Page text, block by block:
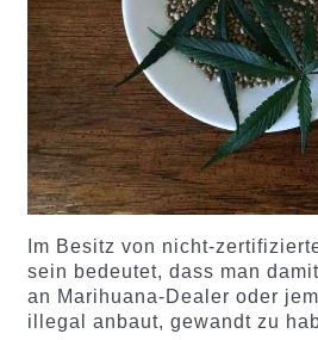
Im Besitz von nicht-
sein bedeutet, dass man
an Marihuana-Dealer oder
illegal anbaut, gewandt zu